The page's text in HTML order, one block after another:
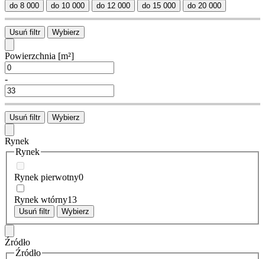
do 8 000 do 10 000 do 12 000 do 15 000 do 20 000
Usuń filtr Wybierz
Powierzchnia [m²]
-
Usuń filtr Wybierz
Rynek
Rynek
Rynek pierwotny0
Rynek wtórny13
Usuń filtr Wybierz
Źródło
Źródło